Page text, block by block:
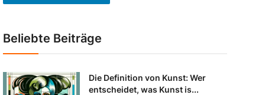
Beliebte Beiträge
Die Definition von Kunst: Wer
entscheidet, was Kunst is...